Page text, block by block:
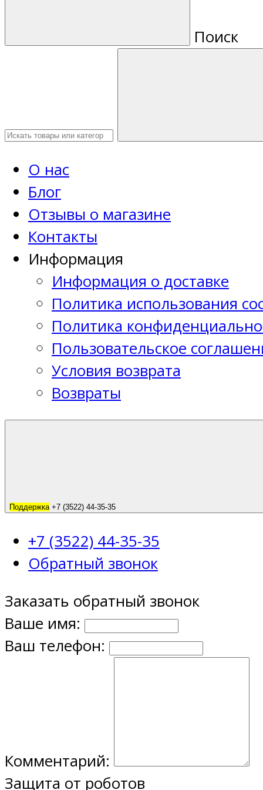
Поиск
О нас
Блог
Отзывы о магазине
Контакты
Информация
Информация о доставке
Политика использования
Политика
Пользовательское
Условия возврата
Возвраты
Поддержка +7 (3522) 44-35-35
+7 (3522) 44-35-35
Обратный звонок
Заказать обратный звонок
Ваше имя:
Ваш телефон:
Комментарий:
Защита от роботов